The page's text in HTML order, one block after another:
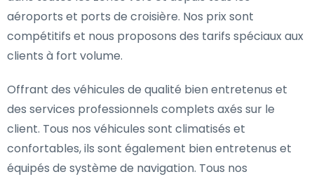
aéroports et ports de croisière. Nos prix sont
compétitifs et nous proposons des tarifs spéciaux aux
clients à fort volume.
Offrant des véhicules de qualité bien entretenus et
des services professionnels complets axés sur le
client. Tous nos véhicules sont climatisés et
confortables, ils sont également bien entretenus et
équipés de système de navigation. Tous nos